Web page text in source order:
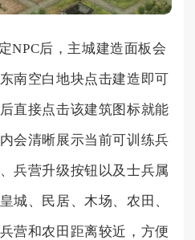
NPC后，主城建造面板会
南空白地块点击建造即可
直接点击该建筑图标就能
会清晰展示当前可训练兵
兵营升级按钮以及士兵属
城、民居、木场、农田、
营和农田距离较近，方便